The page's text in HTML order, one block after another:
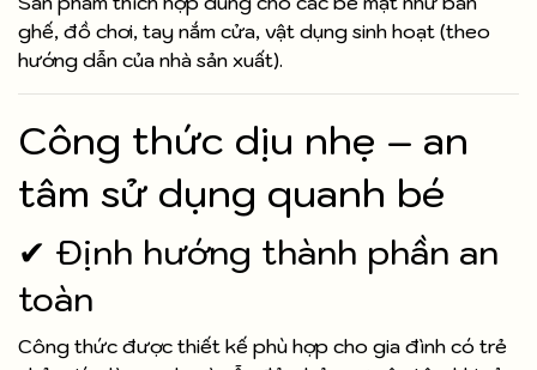
ghế, đồ chơi, tay nắm cửa, vật dụng sinh hoạt (theo
hướng dẫn của nhà sản xuất).
Công thức dịu nhẹ – an
tâm sử dụng quanh bé
✔ Định hướng thành phần an
toàn
Công thức được thiết kế phù hợp cho gia đình có trẻ